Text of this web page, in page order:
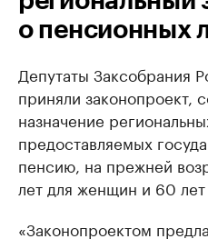
о пенсионных
Депутаты Заксобрания
приняли законопроект,
назначение
предоставляемых
пенсию, на прежней
лет для женщин и 60 лет
«Законопроектом